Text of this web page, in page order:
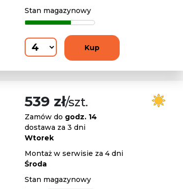
Stan magazynowy
Kup
539 zł/szt.
Zamów do godz. 14
dostawa za 3 dni
Wtorek
Montaż w serwisie za 4 dni
Środa
Stan magazynowy